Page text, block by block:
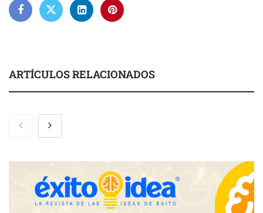
ARTÍCULOS RELACIONADOS